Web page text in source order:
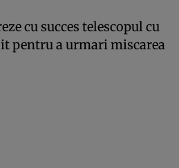
cu succes telescopul cu
pentru a urmari miscarea